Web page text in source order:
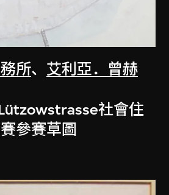
所、 艾利亞．曾赫
社會住
參賽草圖